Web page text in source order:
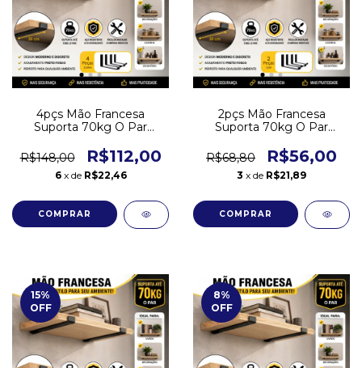
4pçs Mão Francesa
Suporta 70kg O Par
Cima
R$148,00 R$112,00
6 x de R$22,46
2pçs Mão Francesa
Suporta 70kg O Par
Cima
R$68,80 R$56,00
3 x de R$21,89
15%
OFF
8%
OFF